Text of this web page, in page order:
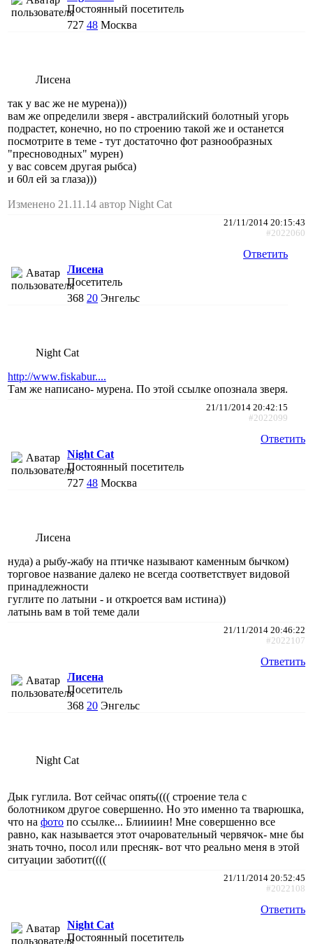
Постоянный посетитель
727 48 Москва
Лисена
так у вас же не мурена)))
вам же определили зверя - австралийский болотный угорь
подрастет, конечно, но по строению такой же и останется
посмотрите в теме - тут достаточно фот разнообразных
"пресноводных" мурен)
у вас совсем другая рыбса)
и 60л ей за глаза)))
Изменено 21.11.14 автор Night Cat
21/11/2014 20:15:43
#2022060
Ответить
Лисена
Посетитель
368 20 Энгельс
Night Cat
http://www.fiskabur....
Там же написано- мурена. По этой ссылке опознала зверя.
21/11/2014 20:42:15
#2022099
Ответить
Night Cat
Постоянный посетитель
727 48 Москва
Лисена
нуда) а рыбу-жабу на птичке называют каменным бычком)
торговое название далеко не всегда соответствует видовой
принадлежности
гуглите по латыни - и откроется вам истина))
латынь вам в той теме дали
21/11/2014 20:46:22
#2022107
Ответить
Лисена
Посетитель
368 20 Энгельс
Night Cat
Дык гуглила. Вот сейчас опять(((( строение тела с
болотником другое совершенно. Но это именно та тварюшка,
что на фото по ссылке... Блиииин! Мне совершенно все
равно, как называется этот очаровательный червячок- мне бы
знать точно, посол или пресняк- вот что реально меня в этой
ситуации заботит((((
21/11/2014 20:52:45
#2022108
Ответить
Night Cat
Постоянный посетитель